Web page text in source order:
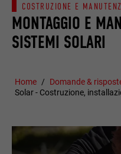
MONTAGGIO E
SISTEMI SOLARI
COSTRUZIONE E
Home
Domande &
Solar - Costruzione,